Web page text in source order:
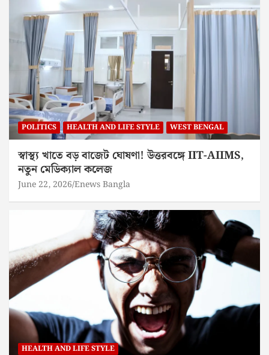
POLITICS HEALTH AND LIFE STYLE WEST BENGAL
স্বাস্থ্য খাতে বড় বাজেট ঘোষণা! উত্তরবঙ্গে IIT-AIIMS,
নতুন মেডিক্যাল কলেজ
June 22, 2026 Enews Bangla
HEALTH AND LIFE STYLE